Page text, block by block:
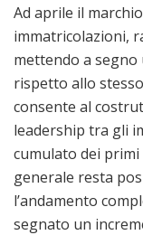
Ad aprile il
immatricolazioni,
mettendo a segno
rispetto allo
consente al
leadership tra gli
cumulato dei primi
generale resta
l’andamento
segnato un